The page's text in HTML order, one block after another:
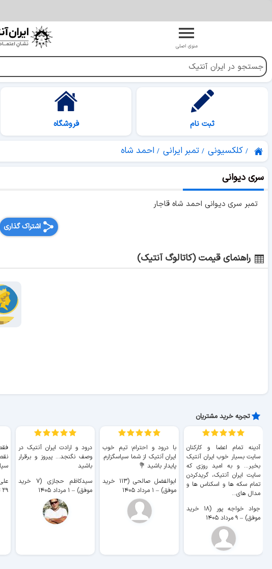
منوی اصلی
ثبت نام فروشگاه
کلکسیونی تمبر ایرانی احمد شاه
سری دیوانی
تمبر سری دیوانی احمد شاه قاجار
اشتراک گذاری
راهنمای قیمت (کاتالوگ آنتیک)
تجربه خرید مشتریان
آدینه تمام اعضا و کارکنان
سایت بسیار خوب ايران آنتیک
بخیر... و به امید روزی که
سایت ايران آنتیک، گریدکردن
تمام سکه ها و اسکناس ها و
مدال های...
جواد خواجه پور (۱۸ خرید
موفق) – ۹ مرداد ۱۴۰۵
با درود و احترام؛ تیم خوب
ایران آنتیک از شما سپاسگزارم.
پایدار باشید 💐
ابوالفضل صالحی (۱۱۳ خرید
موفق) – ۱ مرداد ۱۴۰۵
درود و ارادت ایران آنتیک در
وصف نگنجد... پیروز و برقرار
باشید
سیدکاظم حجازی (۷ خرید
موفق) – ۱ مرداد ۱۴۰۵
علی
۲۹ تیر ۱۴۰۵